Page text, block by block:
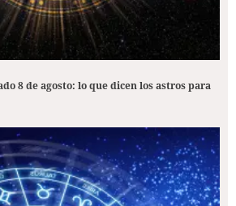
8 de agosto: lo que dicen los astros para